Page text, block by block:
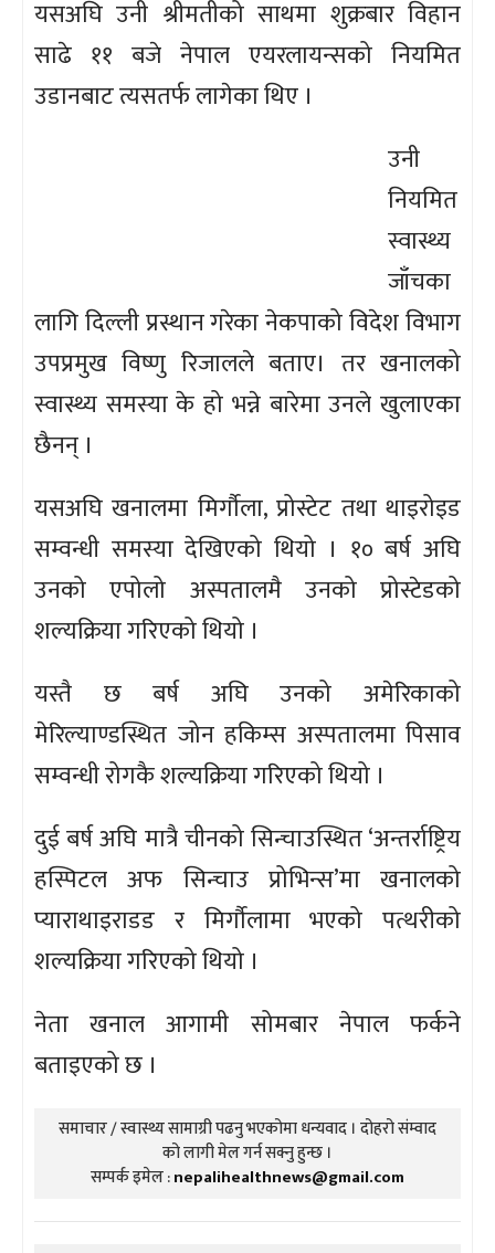
यसअघि उनी श्रीमतीको साथमा शुक्रबार विहान
साढे ११ बजे नेपाल एयरलायन्सको नियमित
उडानबाट त्यसतर्फ लागेका थिए ।
उनी
नियमित
स्वास्थ्य
जाँचका
लागि दिल्ली प्रस्थान गरेका नेकपाको विदेश विभाग
उपप्रमुख विष्णु रिजालले बताए। तर खनालको
स्वास्थ्य समस्या के हो भन्ने बारेमा उनले खुलाएका
छैनन् ।
यसअघि खनालमा मिर्गौला, प्रोस्टेट तथा थाइरोइड
सम्वन्धी समस्या देखिएको थियो । १० बर्ष अघि
उनको एपोलो अस्पतालमै उनको प्रोस्टेडको
शल्यक्रिया गरिएको थियो ।
यस्तै छ बर्ष अघि उनको अमेरिकाको
मेरिल्याण्डस्थित जोन हकिम्स अस्पतालमा पिसाव
सम्वन्धी रोगकै शल्यक्रिया गरिएको थियो ।
दुई बर्ष अघि मात्रै चीनको सिन्चाउस्थित ‘अन्तर्राष्ट्रिय
हस्पिटल अफ सिन्चाउ प्रोभिन्स’मा खनालको
प्याराथाइराडड र मिर्गौलामा भएको पत्थरीको
शल्यक्रिया गरिएको थियो ।
नेता खनाल आगामी सोमबार नेपाल फर्कने
बताइएको छ ।
समाचार / स्वास्थ्य सामाग्री पढनु भएकोमा धन्यवाद । दोहरो संम्वाद
को लागी मेल गर्न सक्नु हुन्छ ।
सम्पर्क इमेल :nepalihealthnews@gmail.com